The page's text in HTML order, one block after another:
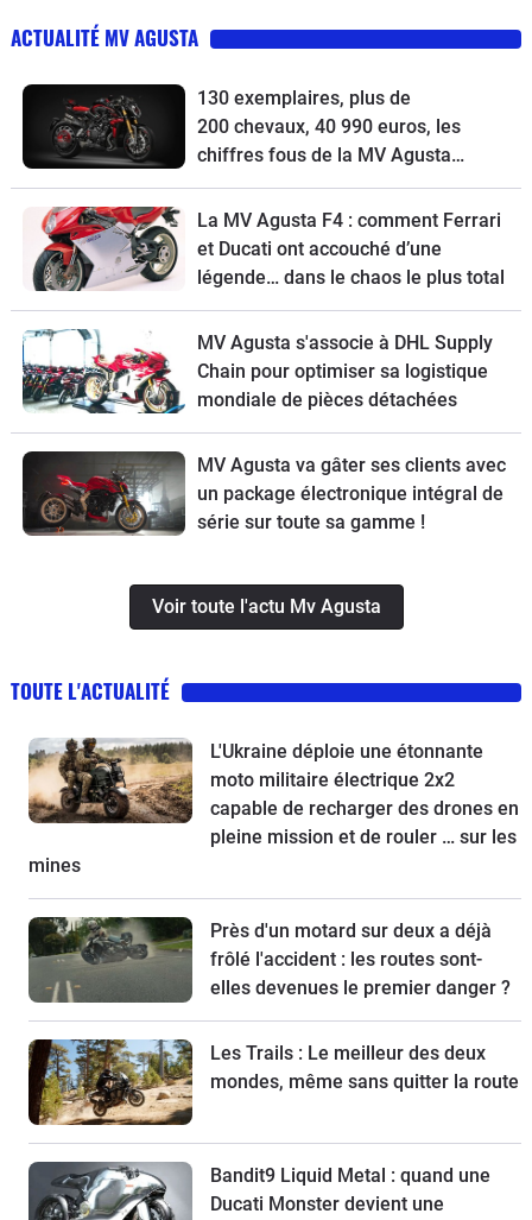
ACTUALITÉ MV AGUSTA
130 exemplaires, plus de
200 chevaux, 40 990 euros, les
chiffres fous de la MV Agusta
Brutale 1000 ABT
La MV Agusta F4 : comment Ferrari
et Ducati ont accouché d’une
légende… dans le chaos le plus total
MV Agusta s'associe à DHL Supply
Chain pour optimiser sa logistique
mondiale de pièces détachées
MV Agusta va gâter ses clients avec
un package électronique intégral de
série sur toute sa gamme !
Voir toute l'actu Mv Agusta
TOUTE L'ACTUALITÉ
L'Ukraine déploie une étonnante
moto militaire électrique 2x2
capable de recharger des drones en
pleine mission et de rouler … sur les
mines
Près d'un motard sur deux a déjà
frôlé l'accident : les routes sont-
elles devenues le premier danger ?
Les Trails : Le meilleur des deux
mondes, même sans quitter la route
Bandit9 Liquid Metal : quand une
Ducati Monster devient une